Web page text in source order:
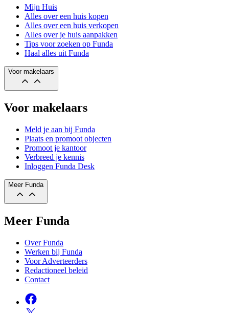
Mijn Huis
Alles over een huis kopen
Alles over een huis verkopen
Alles over je huis aanpakken
Tips voor zoeken op Funda
Haal alles uit Funda
Voor makelaars
Voor makelaars
Meld je aan bij Funda
Plaats en promoot objecten
Promoot je kantoor
Verbreed je kennis
Inloggen Funda Desk
Meer Funda
Meer Funda
Over Funda
Werken bij Funda
Voor Adverteerders
Redactioneel beleid
Contact